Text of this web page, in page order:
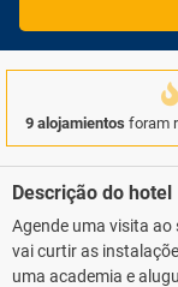
9 alojamientos foram
Descrição do hotel
Agende uma visita
vai curtir as
uma academia e